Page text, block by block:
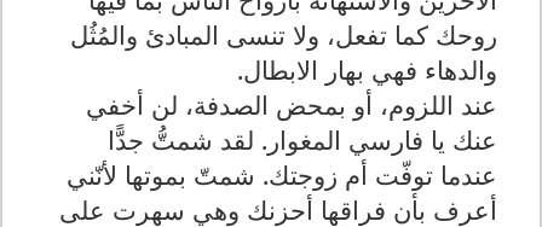
روحك كما تفعل، ولا تنسى المبادئ والمُثُل
والدهاء فهي بهار الابطال.
عند اللزوم، أو بمحض الصدفة، لن أخفي
عنك يا فارسي المغوار. لقد شمتُّ جدًّا
عندما توفّت أم زوجتك. شمتّ بموتها لأنّني
أعرف بأن فراقها أحزنك وهي سهرت على